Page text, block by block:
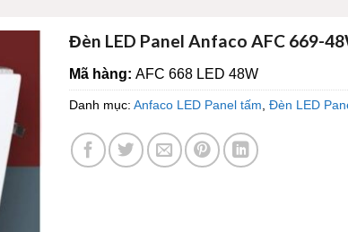
Đèn LED Panel Anfaco AFC 669-
Mã hàng: AFC 668 LED 48W
Danh mục: Anfaco LED Panel tấm Đèn LED